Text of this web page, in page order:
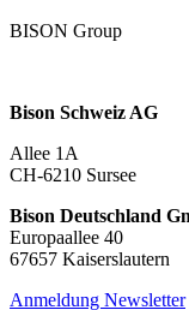
BISON Group
Bison Schweiz AG
Allee 1A
CH-6210 Sursee
Bison Deutschland
Europaallee 40
67657 Kaiserslautern
Anmeldung Newsletter